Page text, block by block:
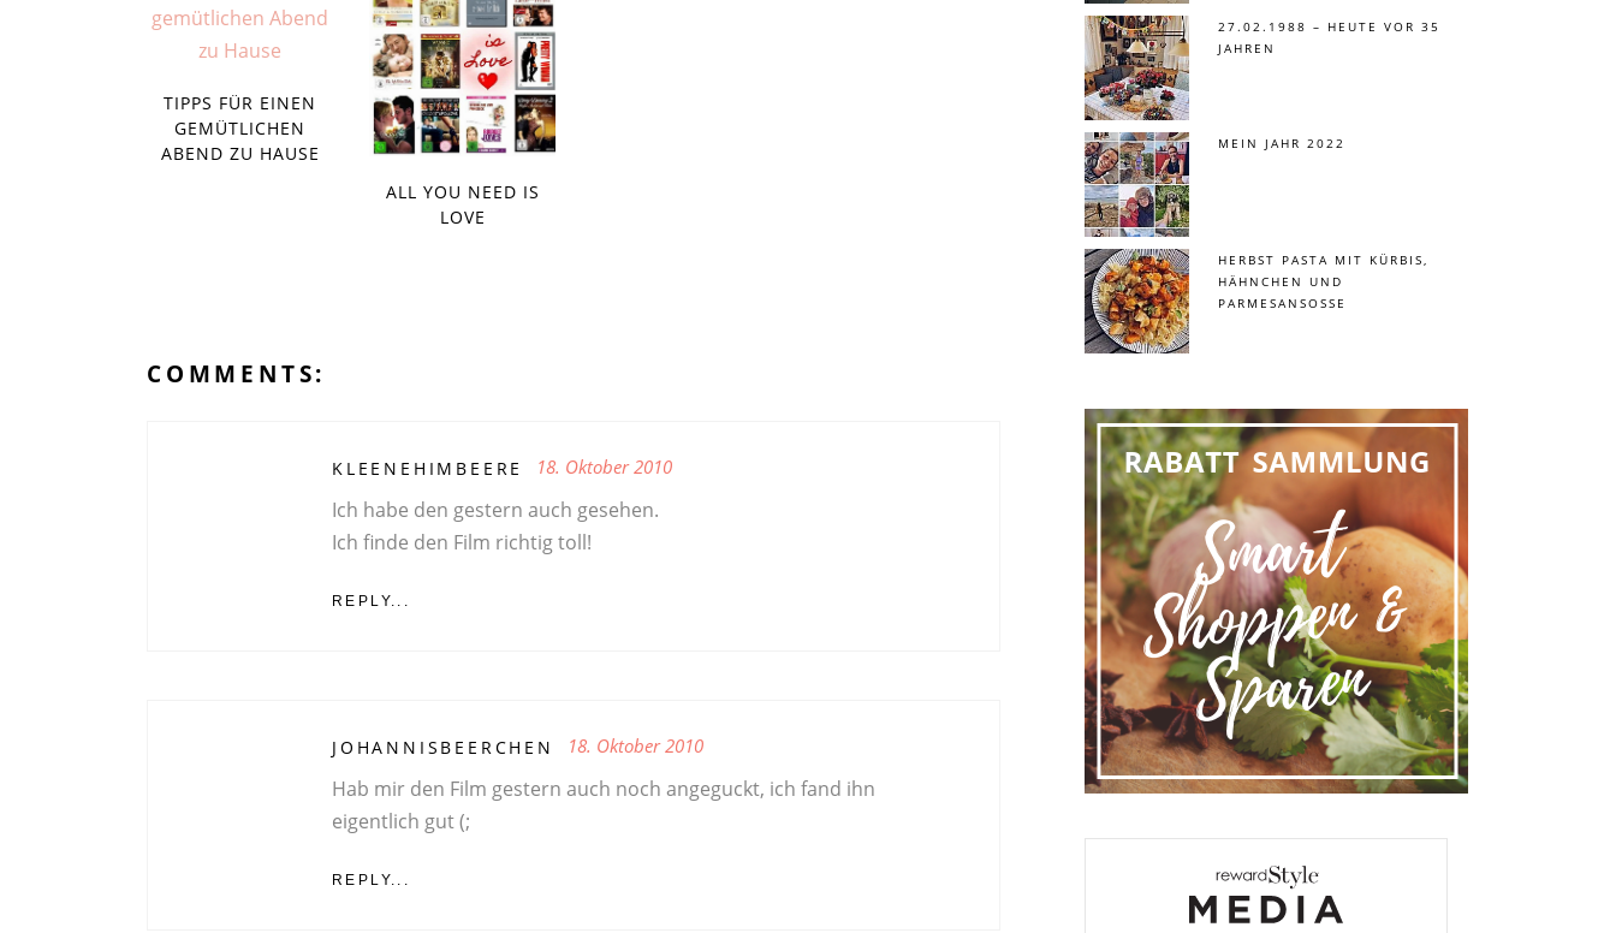
TIPPS FÜR EINEN
GEMÜTLICHEN
ABEND ZU HAUSE
ALL YOU NEED IS
LOVE
COMMENTS:
KLEENEHIMBEERE 18. Oktober 2010
Ich habe den gestern auch gesehen.
Ich finde den Film richtig toll!
REPLY...
JOHANNISBEERCHEN 18. Oktober 2010
Hab mir den Film gestern auch noch angeguckt, ich fand ihn
eigentlich gut (;
REPLY...
27.02.1988 – HEUTE VOR 35
JAHREN
MEIN JAHR 2022
HERBST PASTA MIT KÜRBIS,
HÄHNCHEN UND
PARMESANSOSSE